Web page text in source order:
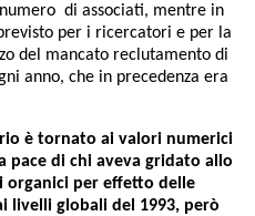
di associati, mentre in
per i ricercatori e per la
del mancato reclutamento di
anno, che in precedenza era
è tornato ai valori numerici
pace di chi aveva gridato allo
organici per effetto delle
livelli globali del 1993, però